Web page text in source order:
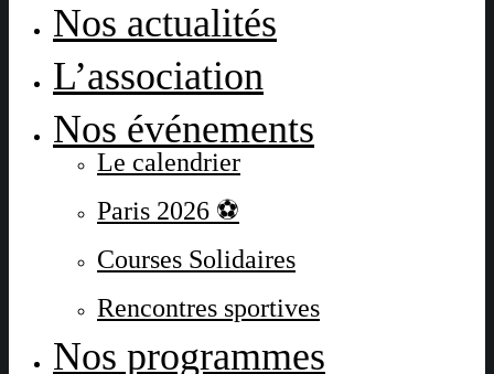
Nos actualités
L’association
Nos événements
Le calendrier
Paris 2026 ⚽
Courses Solidaires
Rencontres sportives
Nos programmes